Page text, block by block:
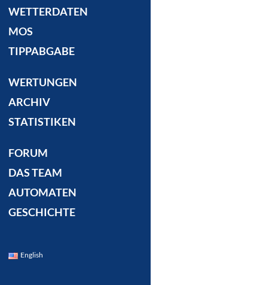
WETTERDATEN
MOS
TIPPABGABE
WERTUNGEN
ARCHIV
STATISTIKEN
FORUM
DAS TEAM
AUTOMATEN
GESCHICHTE
English